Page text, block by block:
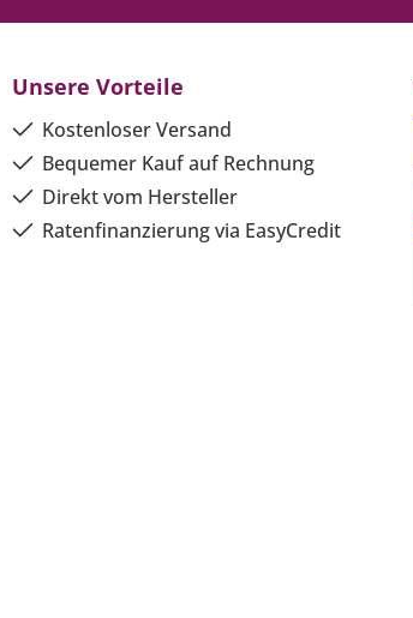
Unsere Vorteile
Kostenloser Versand
Bequemer Kauf auf Rechnung
Direkt vom Hersteller
Ratenfinanzierung via EasyCredit